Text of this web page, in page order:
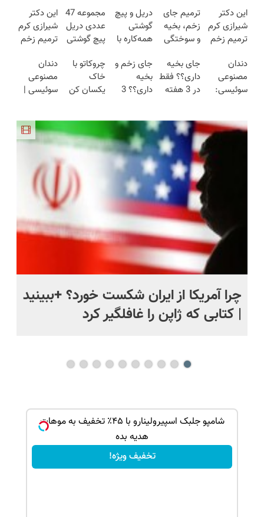
این دکتر
شیرازی کرم
ترمیم زخم
ساخت!!!
ترمیم جای
زخم، بخیه
و سوختگی
هفته!!😍
دریل و پیچ
گوشتی
همه‌کاره با
هوشمند ⚙️
(نصف
قیمت بازار
مجموعه 47
عددی دریل
پیچ گوشتی
(تخفیف به
مدت
محدود)
این دکتر
شیرازی کرم
ترمیم زخم
ساخت!!!
دندان
مصنوعی
سوئیسی:
اروپا، سبک
جای بخیه
داری؟؟ فقط
در 3 هفته
جای زخم و
بخیه
داری؟؟ 3
چروکاتو با
خاک
یکسان کن
دندان
مصنوعی
سوئیسی |
طبیعی!
ویزیت
رایگان+پرداخت
اقساطی😍
چرا آمریکا از ایران شکست خورد؟ +ببینید
| کتابی که ژاپن را غافلگیر کرد
شامپو جلبک اسپیرولینارو با ۴۵٪ تخفیف به موهات
هدیه بده
تخفیف ویژه!